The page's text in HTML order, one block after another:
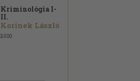
Kriminológia I-
II.
Korinek László
2010